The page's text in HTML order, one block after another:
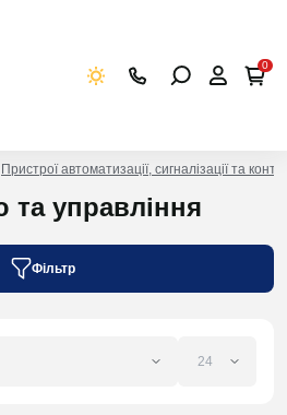
0
Пристрої автоматизації, сигналізації та
та управління
Фільтр